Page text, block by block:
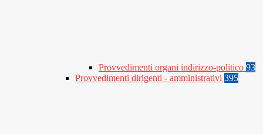
Provvedimenti organi indirizzo-politico 93
Provvedimenti dirigenti - amministrativi 395